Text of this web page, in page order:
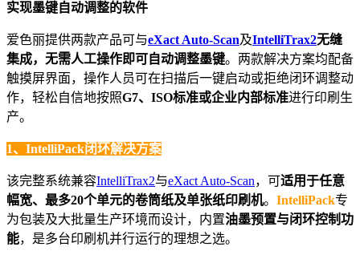
实现墨键自动调整的软件
爱色丽提供两款产品可与eXact Auto-Scan及IntelliTrax2无缝
集成， 无需人工操作即可自动调整墨键。两款解决方案均配备
触摸屏界面，操作人员可在扫描后一键启动或拒绝闭环调整动
作，轻松自信地按照G7、ISO标准或企业内部标准进行印刷生
产。
1、IntelliPack闭环解决方案
该完整系统兼容IntelliTrax2与eXact Auto-Scan，可 适用于任意
幅宽、最多20个单元的卷筒纸及单张纸印刷机。 IntelliPack专
为包装及大批量生产环境而设计，内置油墨预置与闭环控制功
能，是多台印刷机并行运行的理想之选。